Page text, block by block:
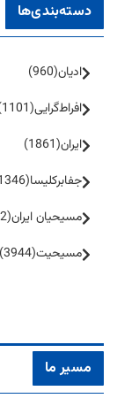
دسته‌بندی‌ها
ادیان(960)
افراط‌گرایی(1101)
ایران(1861)
جفا‌بر‌کلیسا(1346)
مسیحیان ایران(1062)
مسیحیت(3944)
مسیر ما